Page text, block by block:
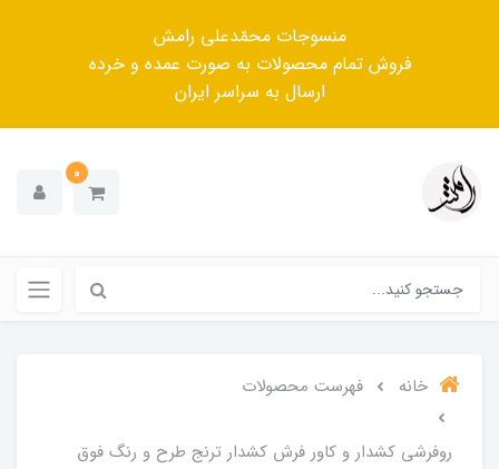
منسوجات محمّدعلی رامش
فروش تمام محصولات به صورت عمده و خرده
ارسال به سراسر ایران
0
خانه فهرست محصولات
روفرشی کشدار و کاور فرش کشدار ترنج طرح و رنگ فوق